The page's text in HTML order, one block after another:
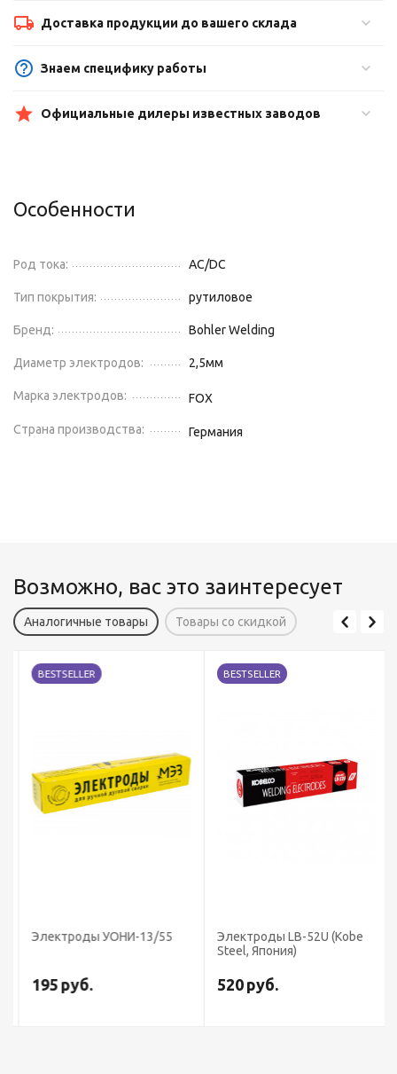
Доставка продукции до вашего склада
Знаем специфику работы
Официальные дилеры известных заводов
Особенности
Род тока: AC/DC
Тип покрытия: рутиловое
Бренд: Bohler Welding
Диаметр электродов: 2,5мм
Марка электродов: FOX
Страна производства: Германия
Возможно, вас это заинтересует
Аналогичные товары Товары со скидкой
BESTSELLER
Электроды УОНИ-13/55
195руб.
BESTSELLER
Электроды LB-52U (Kobe
Steel, Япония)
520руб.